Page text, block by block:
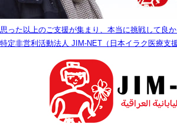
思った以上のご支援が集まり、本当に挑戦して良か
特定非営利活動法人 JIM-NET（日本イラク医療支